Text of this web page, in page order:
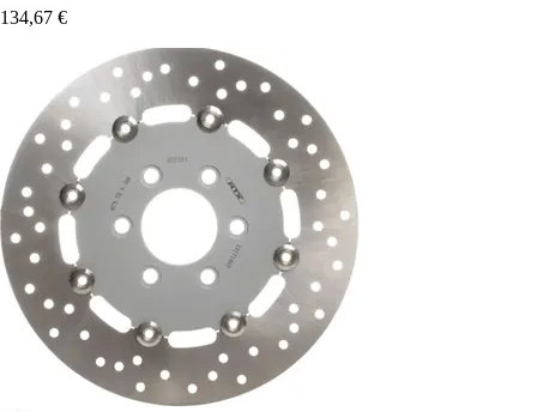
134,67 €